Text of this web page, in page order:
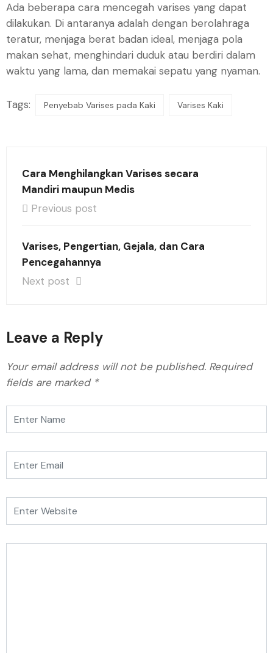
Ada beberapa cara mencegah varises yang dapat
dilakukan. Di antaranya adalah dengan berolahraga
teratur, menjaga berat badan ideal, menjaga pola
makan sehat, menghindari duduk atau berdiri dalam
waktu yang lama, dan memakai sepatu yang nyaman.
Tags: Penyebab Varises pada Kaki Varises Kaki
Cara Menghilangkan Varises secara
Mandiri maupun Medis
Previous post
Varises, Pengertian, Gejala, dan Cara
Pencegahannya
Next post
Leave a Reply
Your email address will not be published. Required
fields are marked *